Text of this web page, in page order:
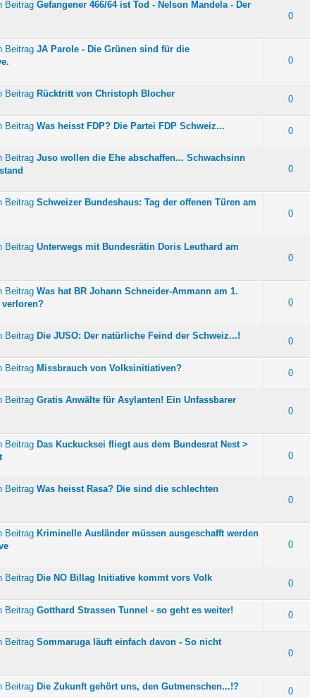
Gefangener 466/64 ist Tod - Nelson Mandela - Der
0
- 0 von 5 durchschnittlich
JA Parole - Die Grünen sind für die
0
- 0 von 5 durchschnittlich
Rücktritt von Christoph Blocher
0
- 0 von 5 durchschnittlich
Was heisst FDP? Die Partei FDP Schweiz... 0
- 0 von 5 durchschnittlich
Juso wollen die Ehe abschaffen... Schwachsinn
0
- 0 von 5 durchschnittlich
Schweizer Bundeshaus: Tag der offenen Türen am
0
Unterwegs mit Bundesrätin Doris Leuthard am
0
- 0 von 5 durchschnittlich
Was hat BR Johann Schneider-Ammann am 1.
0
- 0 von 5 durchschnittlich
Die JUSO: Der natürliche Feind der Schweiz...!
0
- 0 von 5 durchschnittlich
Missbrauch von Volksinitiativen? 0
- 0 von 5 durchschnittlich
Gratis Anwälte für Asylanten! Ein Unfassbarer
0
Das Kuckucksei fliegt aus dem Bundesrat Nest >
0
- 0 von 5 durchschnittlich
Was heisst Rasa? Die sind die schlechten
0
Kriminelle Ausländer müssen ausgeschafft werden
0
- 0 von 5 durchschnittlich
Die NO Billag Initiative kommt vors Volk
0
- 0 von 5 durchschnittlich
Gotthard Strassen Tunnel - so geht es weiter! 0
- 0 von 5 durchschnittlich
Sommaruga läuft einfach davon - So nicht
0
Die Zukunft gehört uns, den Gutmenschen...!? 0
- 0 von 5 durchschnittlich